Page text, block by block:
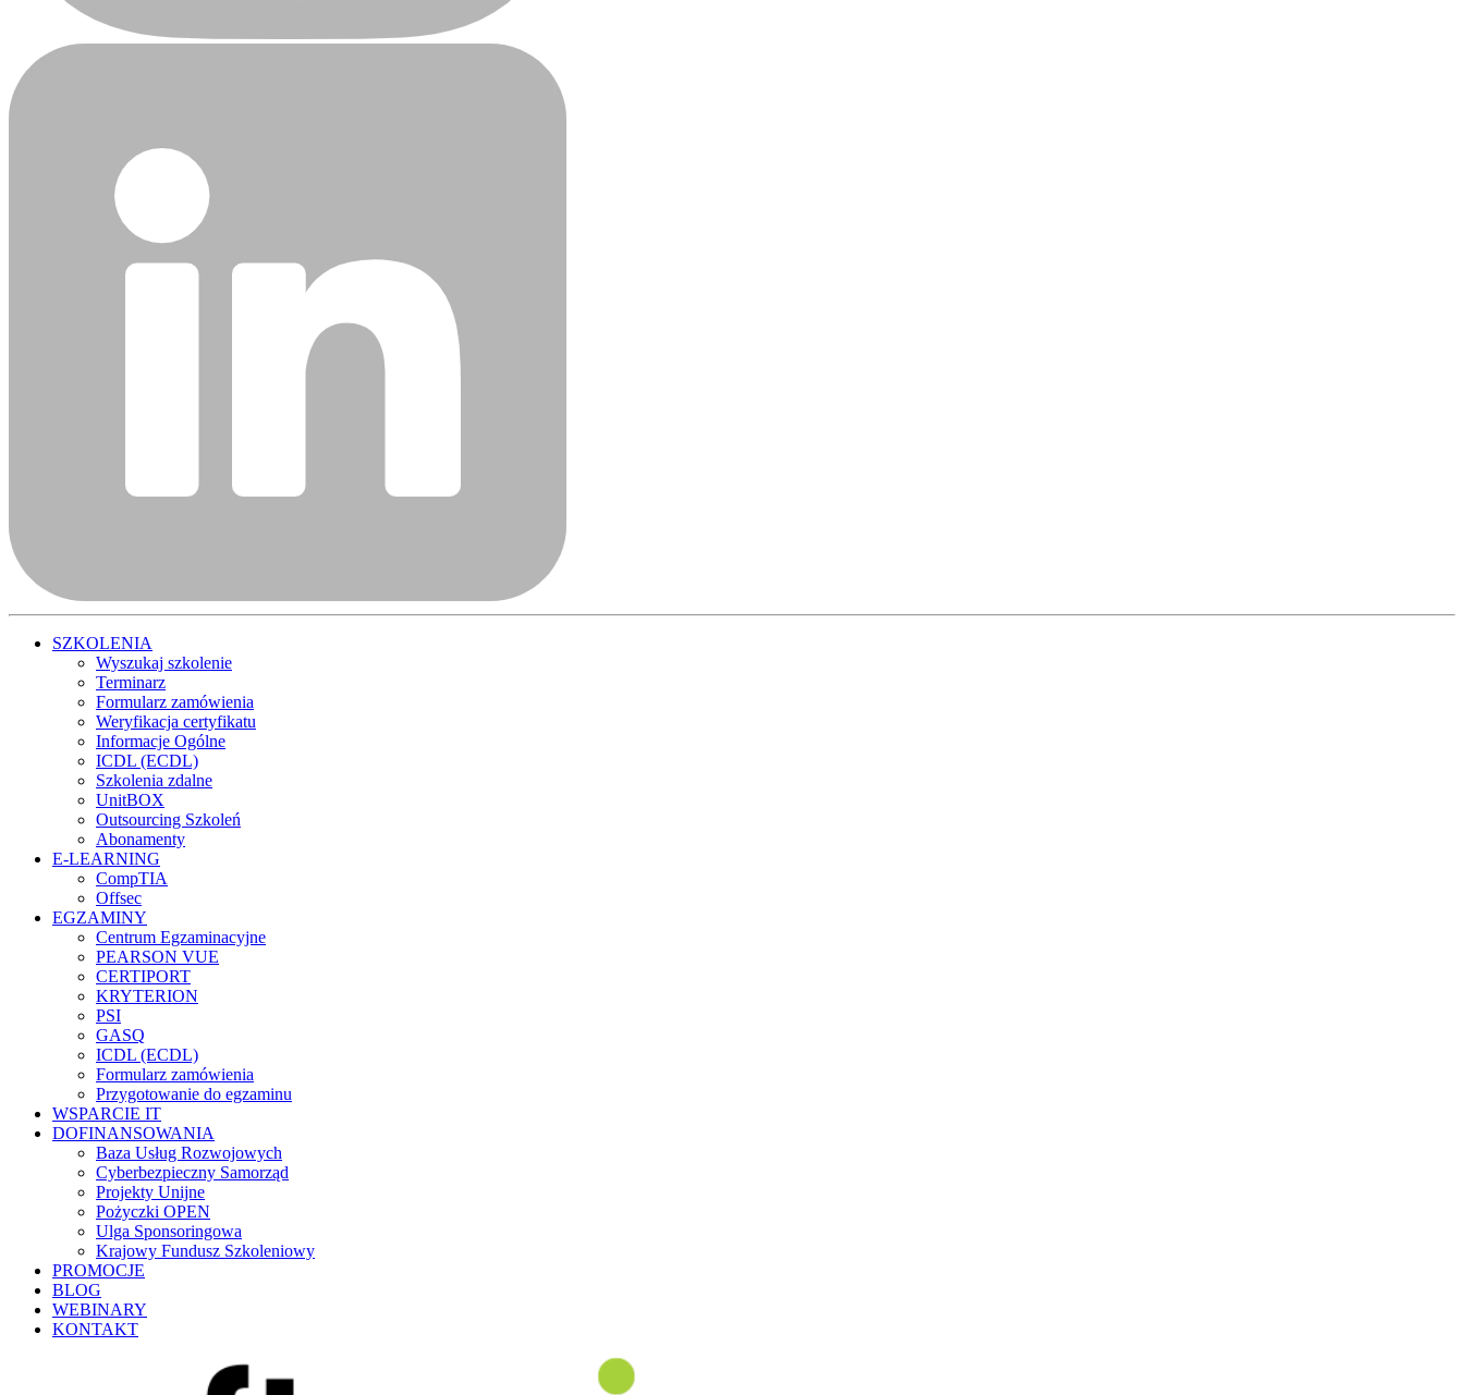
SZKOLENIA
Wyszukaj szkolenie
Terminarz
Formularz zamówienia
Weryfikacja certyfikatu
Informacje Ogólne
ICDL (ECDL)
Szkolenia zdalne
UnitBOX
Outsourcing Szkoleń
Abonamenty
E-LEARNING
CompTIA
Offsec
EGZAMINY
Centrum Egzaminacyjne
PEARSON VUE
CERTIPORT
KRYTERION
PSI
GASQ
ICDL (ECDL)
Formularz zamówienia
Przygotowanie do egzaminu
WSPARCIE IT
DOFINANSOWANIA
Baza Usług Rozwojowych
Cyberbezpieczny Samorząd
Projekty Unijne
Pożyczki OPEN
Ulga Sponsoringowa
Krajowy Fundusz Szkoleniowy
PROMOCJE
BLOG
WEBINARY
KONTAKT